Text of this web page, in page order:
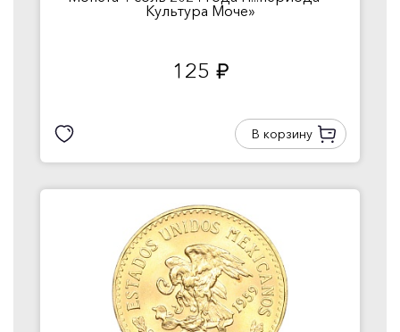
Культура Моче»
125 руб.
В корзину